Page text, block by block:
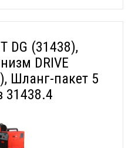
DG (31438),
DRIVE
Шланг-пакет 5
31438.4